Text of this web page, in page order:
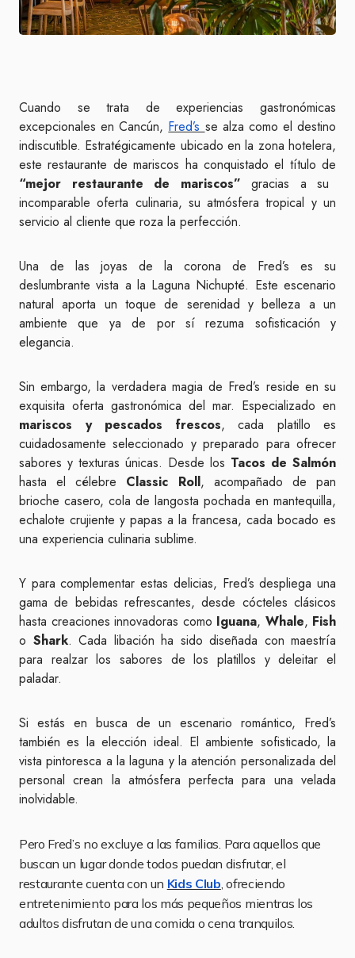
Cuando se trata de experiencias gastronómicas
excepcionales en Cancún, Fred’s se alza como el destino
indiscutible. Estratégicamente ubicado en la zona hotelera,
este restaurante de mariscos ha conquistado el título de
“mejor restaurante de mariscos” gracias a su
incomparable oferta culinaria, su atmósfera tropical y un
servicio al cliente que roza la perfección.
Una de las joyas de la corona de Fred’s es su
deslumbrante vista a la Laguna Nichupté. Este escenario
natural aporta un toque de serenidad y belleza a un
ambiente que ya de por sí rezuma sofisticación y
elegancia.
Sin embargo, la verdadera magia de Fred’s reside en su
exquisita oferta gastronómica del mar. Especializado en
mariscos y pescados frescos, cada platillo es
cuidadosamente seleccionado y preparado para ofrecer
sabores y texturas únicas. Desde los Tacos de Salmón
hasta el célebre Classic Roll, acompañado de pan
brioche casero, cola de langosta pochada en mantequilla,
echalote crujiente y papas a la francesa, cada bocado es
una experiencia culinaria sublime.
Y para complementar estas delicias, Fred’s despliega una
gama de bebidas refrescantes, desde cócteles clásicos
hasta creaciones innovadoras como Iguana, Whale, Fish
o Shark. Cada libación ha sido diseñada con maestría
para realzar los sabores de los platillos y deleitar el
paladar.
Si estás en busca de un escenario romántico, Fred’s
también es la elección ideal. El ambiente sofisticado, la
vista pintoresca a la laguna y la atención personalizada del
personal crean la atmósfera perfecta para una velada
inolvidable.
Pero Fred’s no excluye a las familias. Para aquellos que
buscan un lugar donde todos puedan disfrutar, el
restaurante cuenta con un Kids Club, ofreciendo
entretenimiento para los más pequeños mientras los
adultos disfrutan de una comida o cena tranquilos.